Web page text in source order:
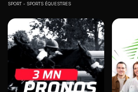
SPORT SPORTS ÉQUESTRES